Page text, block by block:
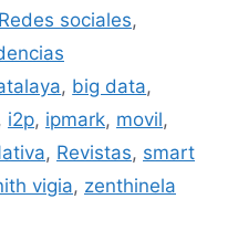
Redes sociales,
, big data,
i2p, ipmark, movil,
, Revistas, smart
vigia, zenthinela